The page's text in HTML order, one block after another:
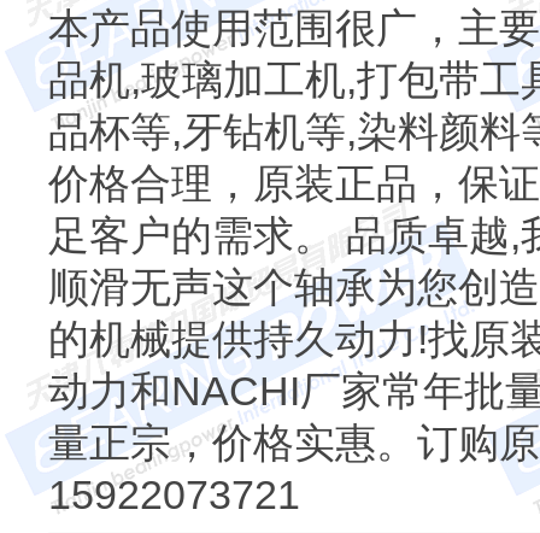
本产品使用范围很广，主
品机,玻璃加工机,打包带
品杯等,牙钻机等,染料颜
价格合理，原装正品，保
足客户的需求。 品质卓越
顺滑无声这个轴承为您创
的机械提供持久动力!找原
动力和NACHI厂家常年批
量正宗，价格实惠。订购
15922073721